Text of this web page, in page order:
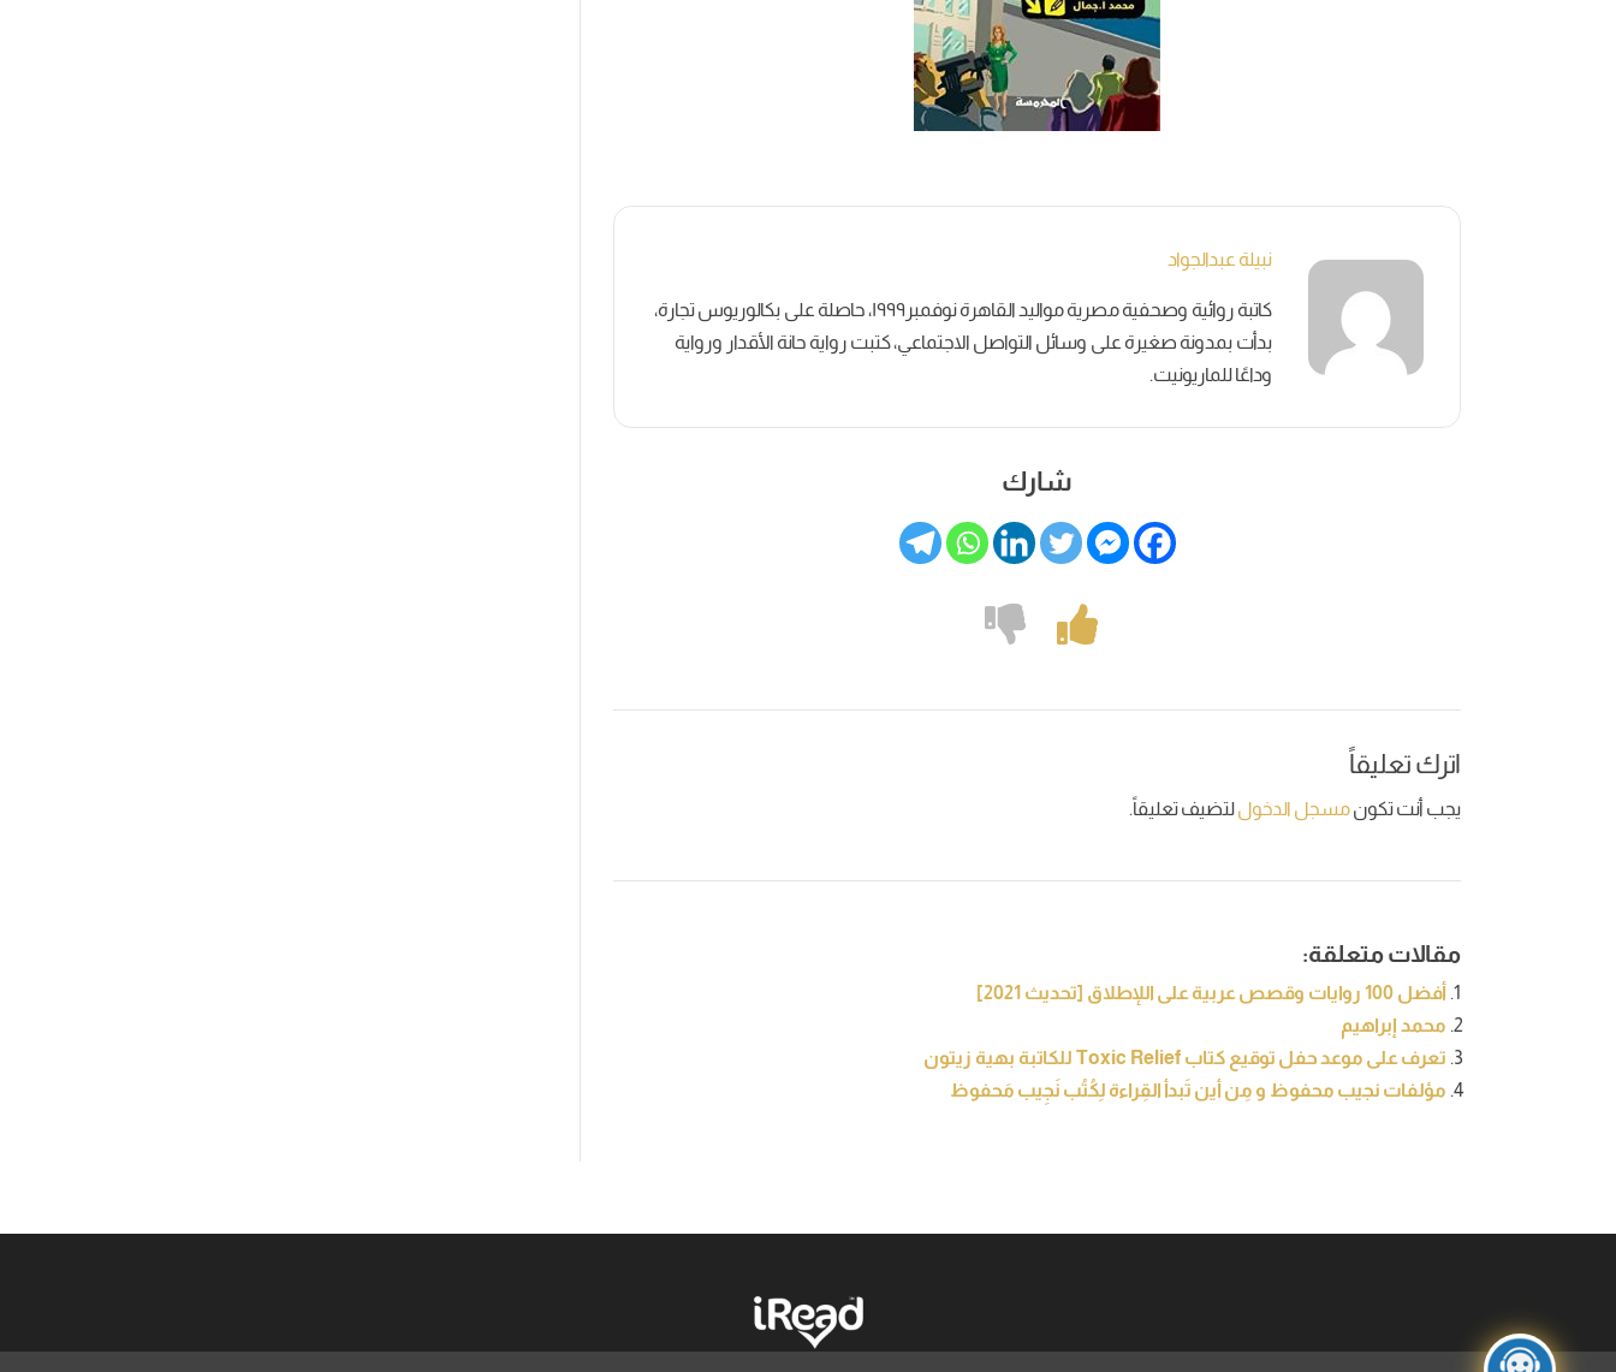
نبيلة عبدالجواد
كاتبة روائية وصحفية مصرية مواليد القاهرة نوفمبر١٩٩٩، حاصلة على بكالوريوس تجارة،
بدأت بمدونة صغيرة على وسائل التواصل الاجتماعي، كتبت رواية حانة الأقدار ورواية
وداعًا للماريونيت.
شارك
اترك تعليقاً
يجب أنت تكونمسجل الدخوللتضيف تعليقاً.
مقالات متعلقة:
أفضل 100 روايات وقصص عربية على اللإطلاق [تحديث 2021]
محمد إبراهيم
تعرف على موعد حفل توقيع كتاب Toxic Relief للكاتبة بهية زيتون
مؤلفات نجيب محفوظ و مِن أين تَبدأ القِراءة لِكُتُب نَجِيب مَحفوظ